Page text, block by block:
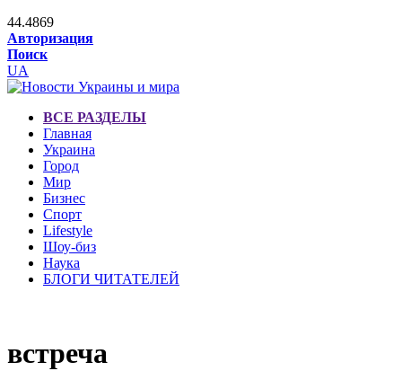
44.4869
Авторизация
Поиск
UA
ВСЕ РАЗДЕЛЫ
Главная
Украина
Город
Мир
Бизнес
Спорт
Lifestyle
Шоу-биз
Наука
БЛОГИ ЧИТАТЕЛЕЙ
встреча